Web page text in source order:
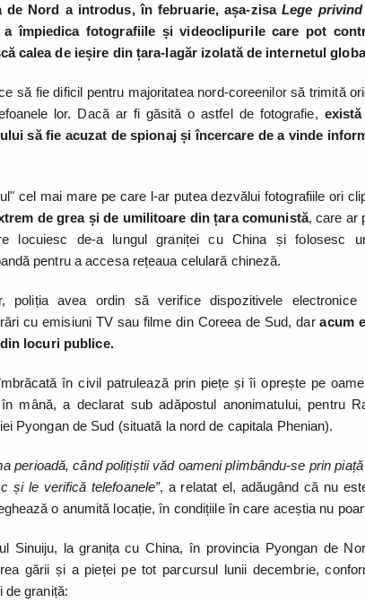
de Nord a introdus, în februarie, așa-zisaLege
a împiedica fotografiile și videoclipurile care pot
calea de ieșire din țara-lagăr izolată de internetul
să fie dificil pentru majoritatea nord-coreenilor să trimită
lor. Dacă ar fi găsită o astfel de fotografie,
să fie acuzat de spionaj și încercare de a vinde
cel mai mare pe care l-ar putea dezvălui fotografiile ori
de grea și de umilitoare din țara comunistă, care ar
locuiesc de-a lungul graniței cu China și folosesc
pentru a accesa rețeaua celulară chineză.
poliția avea ordin să verifice dispozitivele
cu emisiuni TV sau filme din Coreea de Sud, daracum
locuri publice.
în civil patrulează prin piețe și îi oprește pe
mână, a declarat sub adăpostul anonimatului, pentru
Pyongan de Sud (situată la nord de capitala Phenian).
perioadă, când polițiștii văd oameni plimbându-se prin
și le verifică telefoanele”, a relatat el, adăugând că nu
o anumită locație, în condițiile în care aceștia nu
Sinuiju, la granița cu China, în provincia Pyongan de
gării și a pieței pe tot parcursul lunii decembrie,
de graniță: